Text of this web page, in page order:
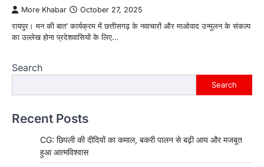
More Khabar October 27, 2025
रायपुर। मन की बात’ कार्यक्रम में छत्तीसगढ़ के नवाचारों और माओवाद उन्मूलन के संकल्प
का उल्लेख होना प्रदेशवासियों के लिए…
Search
Search
Recent Posts
CG: छिपली की दीदियों का कमाल, बकरी पालन से बढ़ी आय और मजबूत
हुआ आत्मविश्वास